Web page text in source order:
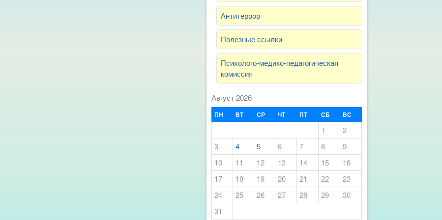
Антитеррор
Полезные ссылки
Психолого-медико-педагогическая
комиссия
Август 2026
ПН ВТ СР ЧТ ПТ СБ ВС
1
2
3
4 5 6 7 8
9
10
11 12 13 14 15
16
17
18 19 20 21 22
23
24
25 26 27 28 29
30
31